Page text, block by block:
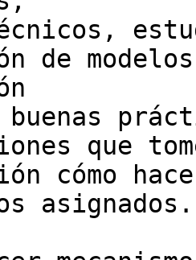
de
buenas
que
cómo
asignados.